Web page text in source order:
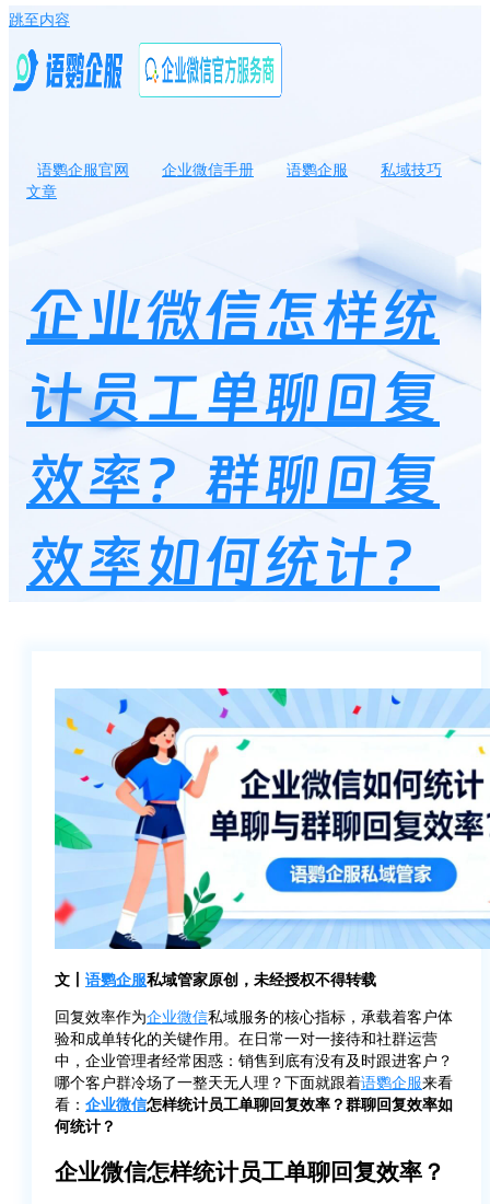
跳至内容
语鹦企服官网 企业微信手册 语鹦企服
私域技巧
文章
企业微信怎样统
计员工单聊回复
效率？群聊回复
效率如何统计？
文丨 语鹦企服私域管家原创，未经授权不得转载
回复效率作为企业微信私域服务的核心指标，承载着客户体
验和成单转化的关键作用。在日常一对一接待和社群运营
中，企业管理者经常困惑：销售到底有没有及时跟进客户？
哪个客户群冷场了一整天无人理？下面就跟着语鹦企服来看
看： 企业微信怎样统计员工单聊回复效率？群聊回复效率如
何统计？
企业微信怎样统计员工单聊回复效率？